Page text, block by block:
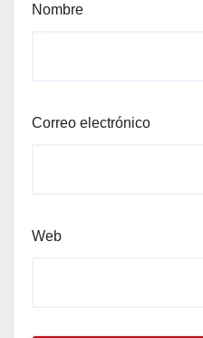
Nombre
Correo electrónico
Web